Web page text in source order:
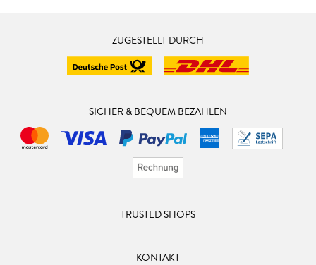
ZUGESTELLT DURCH
SICHER & BEQUEM BEZAHLEN
TRUSTED SHOPS
KONTAKT